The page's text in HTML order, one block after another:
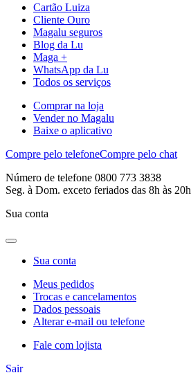
Cartão Luiza
Cliente Ouro
Magalu seguros
Blog da Lu
Maga +
WhatsApp da Lu
Todos os serviços
Comprar na loja
Vender no Magalu
Baixe o aplicativo
Compre pelo telefoneCompre pelo chat
Número de telefone 0800 773 3838
Seg. à Dom. exceto feriados das 8h às 20h
Sua conta
Sua conta
Meus pedidos
Trocas e cancelamentos
Dados pessoais
Alterar e-mail ou telefone
Fale com lojista
Sair